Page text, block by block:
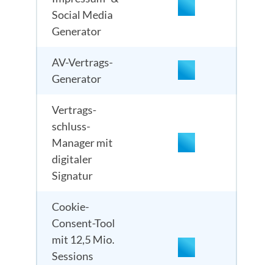
Social Media
Generator
AV-Vertrags-
Generator
Vertrags­
schluss-
Manager mit
digitaler
Signatur
Cookie-
Consent-Tool
mit 12,5 Mio.
Sessions
enthalten
enthalten